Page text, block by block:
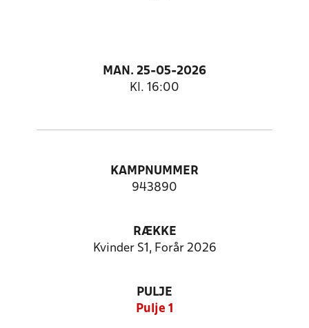
MAN. 25-05-2026
Kl. 16:00
KAMPNUMMER
943890
RÆKKE
Kvinder S1, Forår 2026
PULJE
Pulje 1